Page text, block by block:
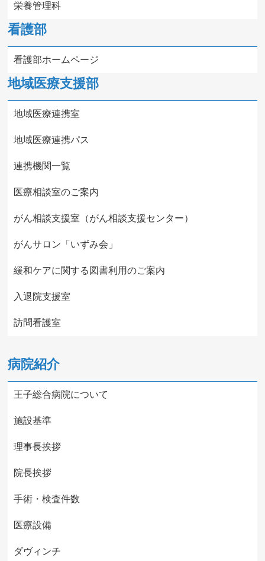
栄養管理科
看護部
看護部ホームページ
地域医療支援部
地域医療連携室
地域医療連携パス
連携機関一覧
医療相談室のご案内
がん相談支援室（がん相談支援センター）
がんサロン「いずみ会」
緩和ケアに関する図書利用のご案内
入退院支援室
訪問看護室
病院紹介
王子総合病院について
施設基準
理事長挨拶
院長挨拶
手術・検査件数
医療設備
ダヴィンチ